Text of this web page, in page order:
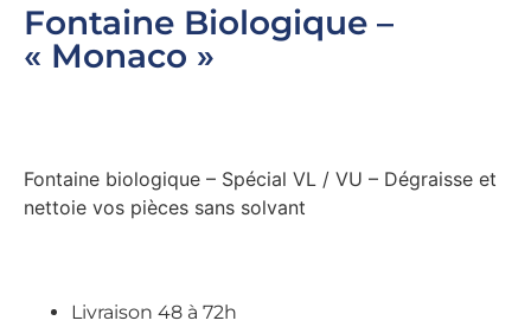
Fontaine Biologique –
« Monaco »
Fontaine biologique – Spécial VL / VU – Dégraisse et
nettoie vos pièces sans solvant
Livraison 48 à 72h